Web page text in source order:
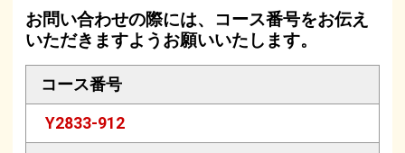
お問い合わせの際には、コース番号をお伝え
いただきますようお願いいたします。
コース番号
Y2833-912